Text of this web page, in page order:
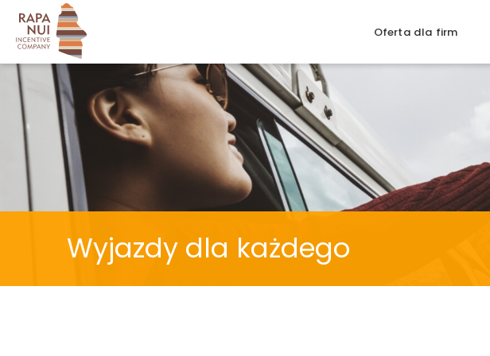
Oferta dla firm
Wyjazdy dla każdego
Rozpocznij przygodę
Wypełnij prosty formularz i poznaj naszą ofertę.
Zaznacz co Cię interesuje
wyjazd krajowy
wyjazd zagraniczny